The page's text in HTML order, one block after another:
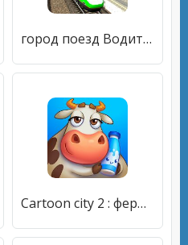
город поезд Водитель имитатор 2019 поезд игры
Cartoon city 2 : ферма и город.Веселый город мечта